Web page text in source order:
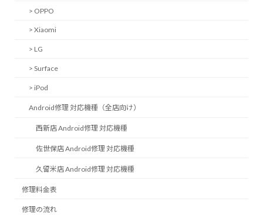
> OPPO
> Xiaomi
> LG
> Surface
> iPod
Android修理 対応機種（全店向け）
西新店 Android修理 対応機種
佐世保店 Android修理 対応機種
久留米店 Android修理 対応機種
修理料金表
修理の流れ